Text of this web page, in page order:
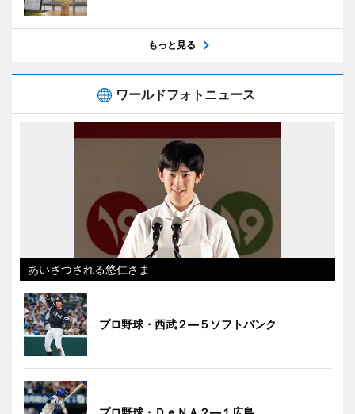
もっと見る
ワールドフォトニュース
あいさつされる悠仁さま
プロ野球・西武２―５ソフトバンク